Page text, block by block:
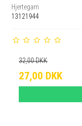
Hjertegarn
13121944
32,00 DKK
27,00 DKK